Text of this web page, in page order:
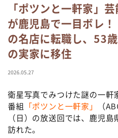
なるみ・岡村の過ぎるTV
相席食堂
これ余談なんですけど・・・
～人生密着トークバラエテ
て真剣です
探偵！ナイトスクープ
news おかえり
河合＆A.B.C-Z塚田×福井ア
（news おかえり）
「ポツンと一軒家」
が鹿児島で一目ボレ
の名店に転職し、53
の実家に移住
2026.05.27
衛星写真でみつけた謎の一軒
番組 「ポツンと一軒家」
（
（日）の放送回では、鹿児
訪れた。